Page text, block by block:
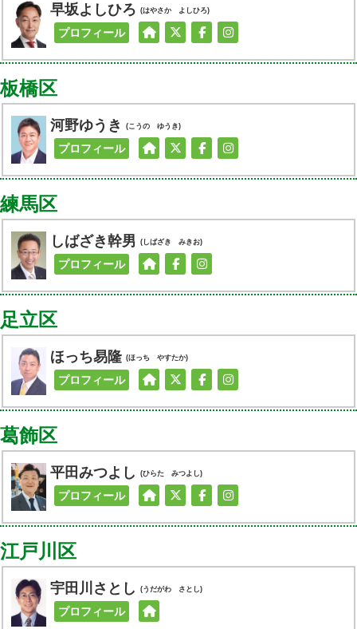
早坂よしひろ(はやさか よしひろ)
プロフィール
板橋区
河野ゆうき(こうの ゆうき)
プロフィール
練馬区
しばざき幹男(しばざき みきお)
プロフィール
足立区
ほっち易隆(ほっち やすたか)
プロフィール
葛飾区
平田みつよし(ひらた みつよし)
プロフィール
江戸川区
宇田川さとし(うだがわ さとし)
プロフィール